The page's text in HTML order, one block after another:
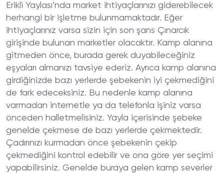
Erikli Yaylası’nda market ihtiyaçlarınızı giderebilecek
herhangi bir işletme bulunmamaktadır. Eğer
ihtiyaçlarınız varsa sizin için son şans Çınarcık
girişinde bulunan marketler olacaktır. Kamp alanına
gitmeden önce, burada gerek duyabileceğiniz
eşyaları almanızı tavsiye ederiz. Ayrıca kamp alanına
girdiğinizde bazı yerlerde şebekenin iyi çekmediğini
de fark edeceksiniz. Bu nedenle kamp alanına
varmadan internetle ya da telefonla işiniz varsa
önceden halletmelisiniz. Yayla içerisinde şebeke
genelde çekmese de bazı yerlerde çekmektedir.
Çadırınızı kurmadan önce şebekenin çekip
çekmediğini kontrol edebilir ve ona göre yer seçimi
yapabilirsiniz. Genelde buraya gelen kamp severler